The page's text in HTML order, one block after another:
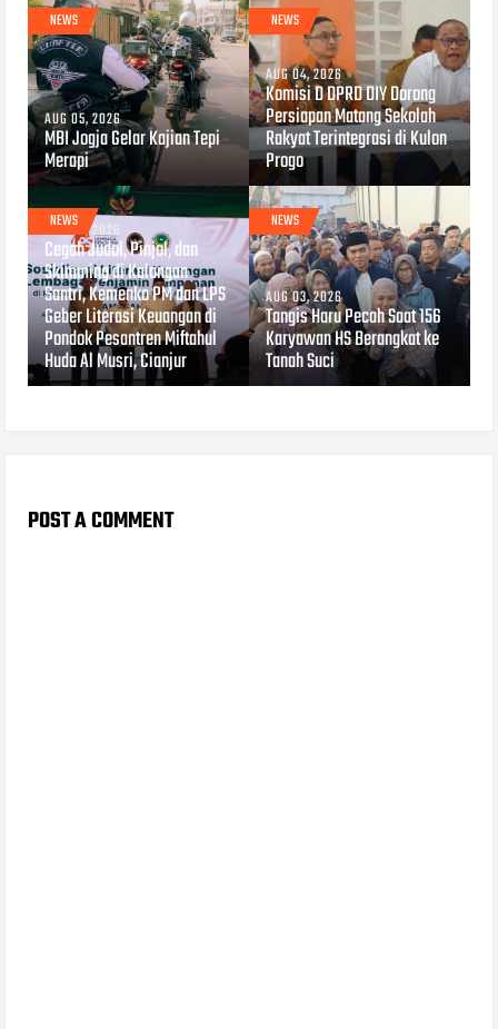
NEWS
AUG 05, 2026
MBI Jogja Gelar Kajian Tepi
Merapi
NEWS
AUG 04, 2026
Komisi D DPRD DIY Dorong
Persiapan Matang Sekolah
Rakyat Terintegrasi di Kulon
Progo
NEWS
AUG 04, 2026
Cegah Judol, Pinjol, dan
Skimming di Kalangan
Santri, Kemenko PM dan LPS
Geber Literasi Keuangan di
Pondok Pesantren Miftahul
Huda Al Musri, Cianjur
NEWS
AUG 03, 2026
Tangis Haru Pecah Saat 156
Karyawan HS Berangkat ke
Tanah Suci
POST A COMMENT